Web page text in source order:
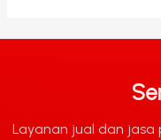
Layanan jual dan